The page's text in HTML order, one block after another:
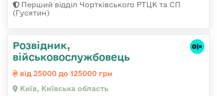
Перший відділ Чортківського РТЦК та СП
(Гусятин)
Розвідник,
військовослужбовець
від 25000 до 125000 грн
Київ, Київська область